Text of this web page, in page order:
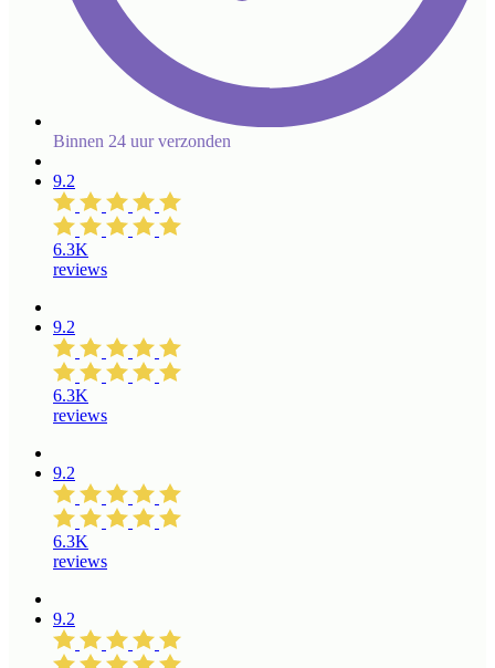
Binnen 24 uur verzonden
9.2
6.3K
reviews
9.2
6.3K
reviews
9.2
6.3K
reviews
9.2